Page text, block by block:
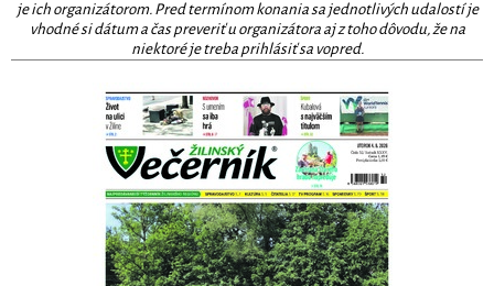
je ich organizátorom. Pred termínom konania sa jednotlivých udalostí je
vhodné si dátum a čas preveriť u organizátora aj z toho dôvodu, že na
niektoré je treba prihlásiť sa vopred.